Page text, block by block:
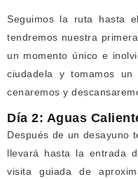
Seguimos la ruta hasta
tendremos nuestra
un momento único e
ciudadela y tomamos
cenaremos y
Día 2: Aguas
Después de un desayuno
llevará hasta la entrada
visita guiada de